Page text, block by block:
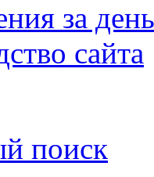
за день
сайта
поиск